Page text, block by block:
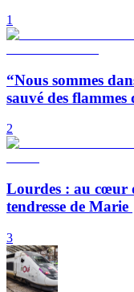
1
“Nous sommes
sauvé des flammes
2
Lourdes : au cœur
tendresse de Marie
3